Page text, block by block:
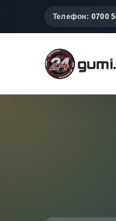
Телефон: 0700